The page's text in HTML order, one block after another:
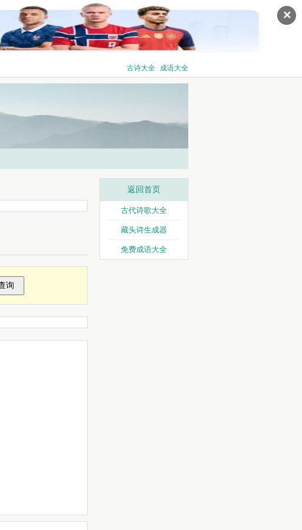
✕
古诗大全 成语大全
返回首页
古代诗歌大全
藏头诗生成器
免费成语大全